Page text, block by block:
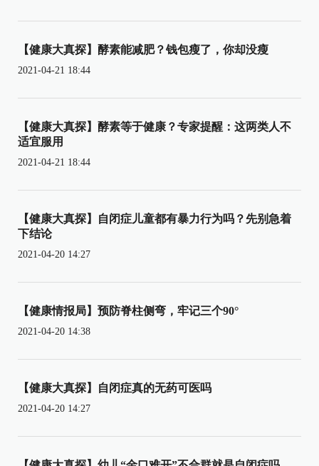
【健康大真探】酵素能减肥？钱包瘦了，你却没瘦
2021-04-21 18:44
【健康大真探】酵素等于健康？专家提醒：这两类人不
适宜服用
2021-04-21 18:44
【健康大真探】自闭症儿童都有暴力行为吗？先别急着
下结论
2021-04-20 14:27
【健康情报局】预防脊柱侧弯，牢记三个90°
2021-04-20 14:38
【健康大真探】自闭症真的无药可医吗
2021-04-20 14:27